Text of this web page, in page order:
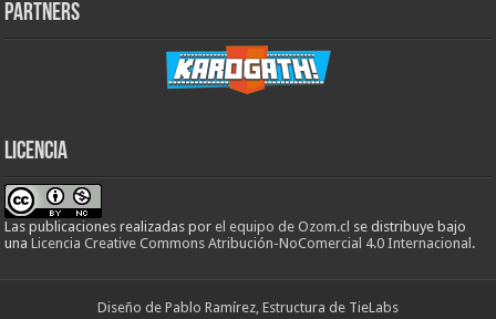
Partners
Licencia
Las publicaciones realizadas por el equipo de Ozom.cl se distribuye bajo
unaLicencia Creative Commons Atribución-NoComercial 4.0 Internacional .
Diseño de Pablo Ramírez, Estructura de TieLabs